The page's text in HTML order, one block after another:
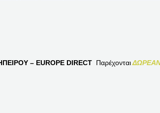
– EUROPE DIRECT Παρέχονται